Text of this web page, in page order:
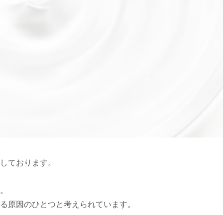
ております。
因のひとつと考えられています。